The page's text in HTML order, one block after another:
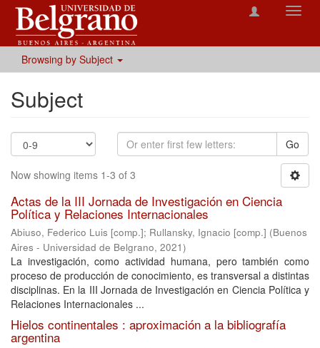
Browsing by Subject
Subject
Go
Now showing items 1-3 of 3
Actas de la III Jornada de Investigación en Ciencia
Política y Relaciones Internacionales
Abiuso, Federico Luis [comp.]; Rullansky, Ignacio [comp.] (Buenos
Aires - Universidad de Belgrano, 2021)
La investigación, como actividad humana, pero también como
proceso de producción de conocimiento, es transversal a distintas
disciplinas. En la III Jornada de Investigación en Ciencia Política y
Relaciones Internacionales ...
Hielos continentales : aproximación a la bibliografía
argentina